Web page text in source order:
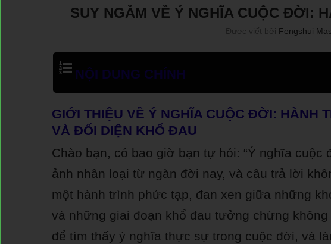
SUY NGẪM VỀ Ý NGHĨA CUỘC ĐỜI:
Được viết bởi Fengshui
NỘI DUNG CHÍNH
GIỚI THIỆU VỀ Ý NGHĨA CUỘC ĐỜI: HÀNH
VÀ ĐỐI DIỆN KHỔ ĐAU
Chào bạn, có bao giờ bạn tự hỏi: “Ý nghĩa cuộc
ảnh nhân loại từ ngàn đời nay, và câu trả lời
một hành trình phức tạp, đan xen giữa những
và những giai đoạn khổ đau tưởng chừng
để tìm thấy ý nghĩa thực sự trong cuộc đời, và